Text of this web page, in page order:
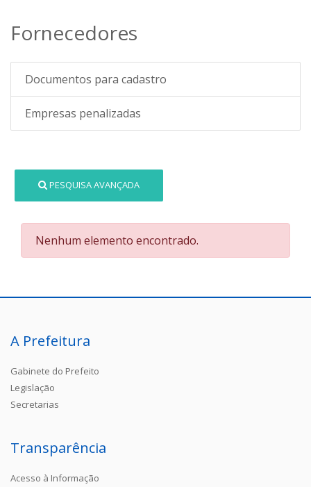
Fornecedores
Documentos para cadastro
Empresas penalizadas
PESQUISA AVANÇADA
Nenhum elemento encontrado.
A Prefeitura
Gabinete do Prefeito
Legislação
Secretarias
Transparência
Acesso à Informação